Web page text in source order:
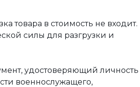
товара в стоимость не входит.
силы для разгрузки и
удостоверяющий личность
военнослужащего,